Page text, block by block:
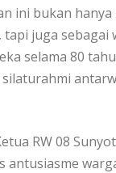
ini bukan
juga sebagai
selama 80
RW 08
antusiasme